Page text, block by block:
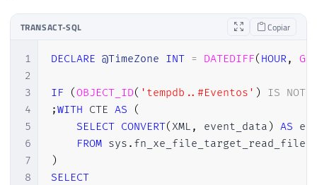
TRANSACT-SQL Copiar
1
2
3
4
5
6
7
8
DECLARE @TimeZone INT = DATEDIFF( HOUR,
IF (OBJECT_ID( 'tempdb..#Eventos' ) IS NOT
;WITH CTE AS
(
SELECT CONVERT(XML , event_data ) AS
FROM sys . fn_xe_file_target_read_file
)
SELECT